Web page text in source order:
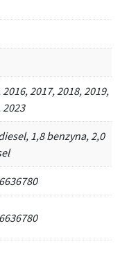
2017, 2018, 2019,
2023
1,8 benzyna, 2,0